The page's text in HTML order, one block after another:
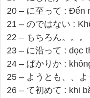
20 – に至って : Đến
21 – のではない :
22 – もちろん。。
23 – に沿って : dọc
24 – ばかりか :
25 – ようとも、、
26 – て初めて : khi